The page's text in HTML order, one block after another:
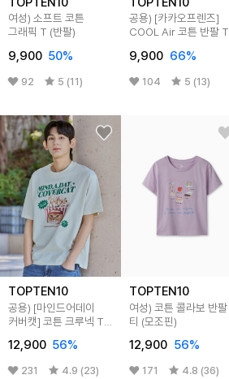
여성) 소프트 코튼
그래픽 T (반팔)
9,900 50%
92 5 (11)
공용) [카카오프렌즈]
COOL Air 코튼 반팔 T
9,900 66%
104 5 (13)
TOPTEN10
공용) [마인드어데이
커버캣] 코튼 크루넥 T
12,900 56%
231 4.9 (23)
TOPTEN10
여성) 코튼 콜라보 반팔
티 (모조핀)
12,900 56%
171 4.8 (36)